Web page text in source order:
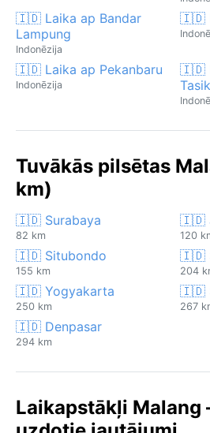
🇮🇩 Laika ap Bandar
Lampung
Indonēzija
🇮🇩
🇮🇩 Laika ap Pekanbaru
Indonēzija
🇮🇩
Tuvākās pilsētas
km)
🇮🇩 Surabaya
82 km
🇮🇩
120
🇮🇩 Situbondo
155 km
🇮🇩
204
🇮🇩 Yogyakarta
250 km
🇮🇩
267
🇮🇩 Denpasar
294 km
Laikapstākļi